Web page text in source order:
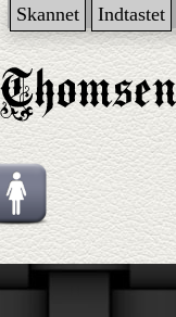
Skannet Indtastet